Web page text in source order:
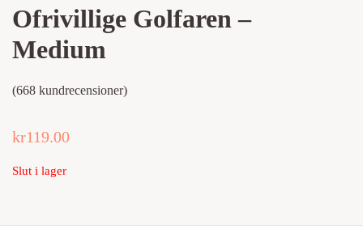
Ofrivillige Golfaren –
Medium
(668 kundrecensioner)
kr119.00
Slut i lager